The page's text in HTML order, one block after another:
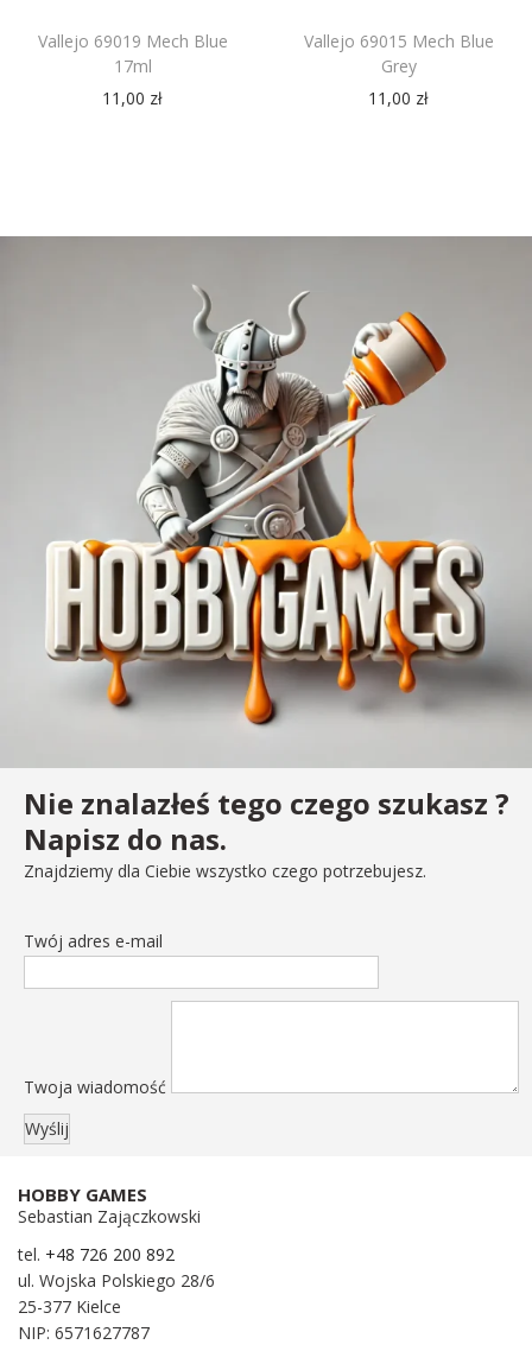
Vallejo 69019 Mech Blue
17ml
11,00 zł
Vallejo 69015 Mech Blue
Grey
11,00 zł
Nie znalazłeś tego czego szukasz ?
Napisz do nas.
Znajdziemy dla Ciebie wszystko czego potrzebujesz.
Twój adres e-mail
Twoja wiadomość
HOBBY GAMES
Sebastian Zajączkowski
tel. +48 726 200 892
ul. Wojska Polskiego 28/6
25-377 Kielce
NIP: 6571627787